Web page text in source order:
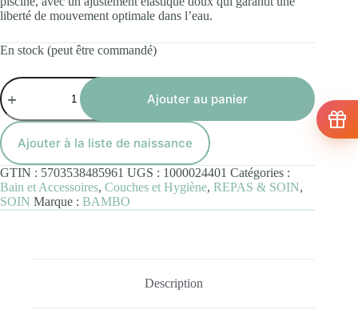
liberté de mouvement optimale dans l’eau.
En stock (peut être commandé)
quantité
de
Bambo
Nature
Swim
Pants
taille
S
Ajouter au panier
Ajouter à la liste de naissance
GTIN : 5703538485961 UGS : 1000024401 Catégories :
Bain et Accessoires, Couches et Hygiène, REPAS & SOIN,
SOIN Marque : BAMBO
Description